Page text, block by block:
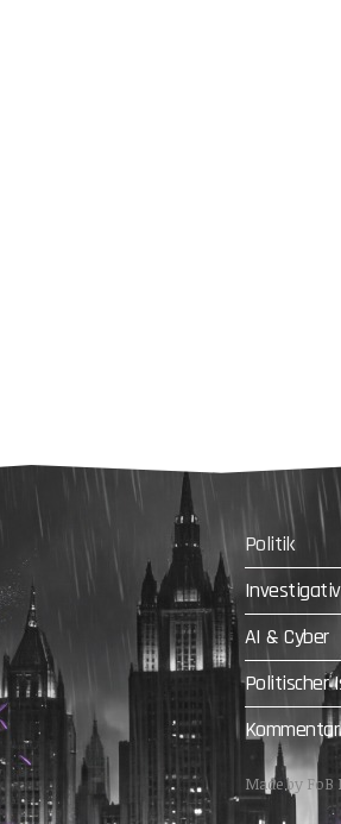
Politik
Investigativ
AI & Cyber
Politischer
Kommentar
Made by FoB